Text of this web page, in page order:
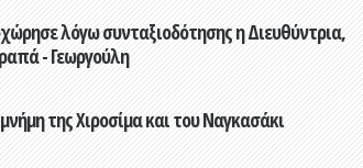
λόγω συνταξιοδότησης η Διευθύντρια,
- Γεωργούλη
της Χιροσίμα και του Ναγκασάκι